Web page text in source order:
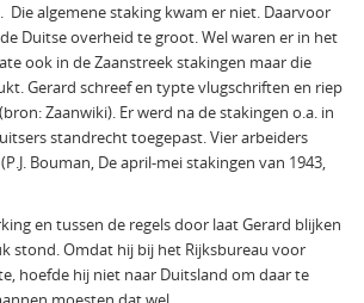
Die algemene staking kwam er niet. Daarvoor
Duitse overheid te groot. Wel waren er in het
ook in de Zaanstreek stakingen maar die
Gerard schreef en typte vlugschriften en riep
Zaanwiki). Er werd na de stakingen o.a. in
standrecht toegepast. Vier arbeiders
Bouman, De april-mei stakingen van 1943,
en tussen de regels door laat Gerard blijken
stond. Omdat hij bij het Rijksbureau voor
hoefde hij niet naar Duitsland om daar te